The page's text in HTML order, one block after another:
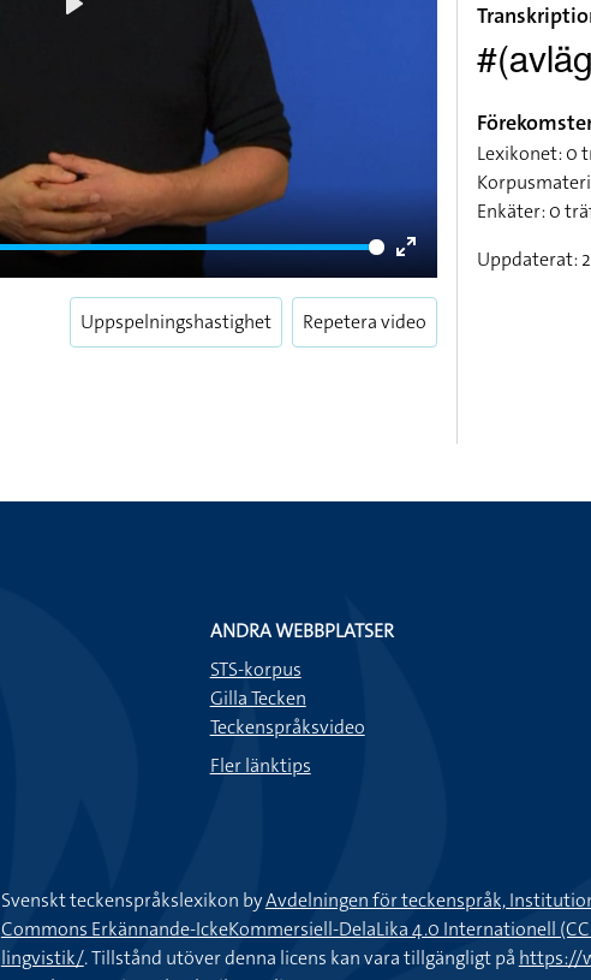
Enter
fullscreen
Uppspelningshastighet Repetera video
Lexikonet: 0
Enkäter: 0
Uppdaterat:
ANDRA WEBBPLATSER
STS-korpus
Gilla Tecken
Teckenspråksvideo
Fler länktips
Svenskt teckenspråkslexikon byAvdelningen för teckenspråk,
Commons Erkännande-IckeKommersiell-DelaLika 4.0 Internationell (CC
lingvistik/. Tillstånd utöver denna licens kan vara tillgängligt på https://